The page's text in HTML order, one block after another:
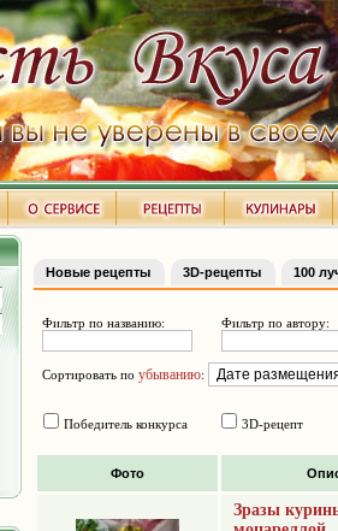
Новые рецепты 3D-рецепты 100
Фильтр по названию: Фильтр по автору:
Сортировать по убыванию:
Победитель конкурса 3D-рецепт
Фото
Зразы